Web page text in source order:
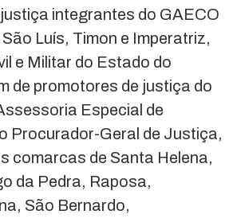
integrantes do GAECO
Luís, Timon e Imperatriz,
e Militar do Estado do
de promotores de justiça do
Especial de
Procurador-Geral de Justiça,
comarcas de Santa Helena,
da Pedra, Raposa,
São Bernardo,